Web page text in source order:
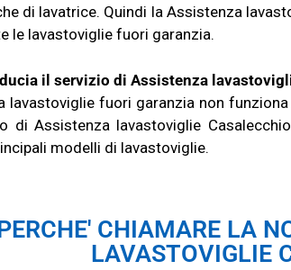
di lavatrice. Quindi la Assistenza
le lavastoviglie fuori garanzia.
il servizio di Assistenza
lavastoviglie fuori garanzia non
di Assistenza lavastoviglie
modelli di lavastoviglie.
CHIAMARE LA
LAVASTOVIGLIE